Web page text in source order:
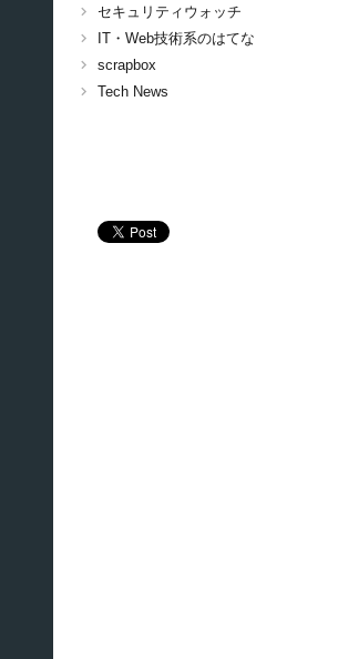
セキュリティウォッチ
IT・Web技術系のはてな
scrapbox
Tech News